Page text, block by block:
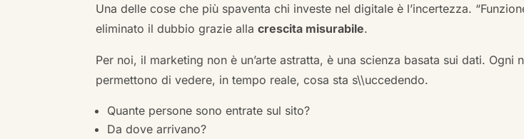
Una delle cose che più spaventa chi investe nel digitale è l’incertezza.
eliminato il dubbio grazie allacrescita misurabile.
Per noi, il marketing non è un’arte astratta, è una scienza basata sui dati.
permettono di vedere, in tempo reale, cosa sta s\\uccedendo.
Quante persone sono entrate sul sito?
Da dove arrivano?